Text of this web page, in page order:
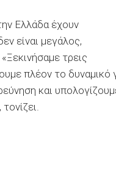
Ελλάδα έχουν
είναι μεγάλος,
τρεις
πλέον το δυναμικό
και